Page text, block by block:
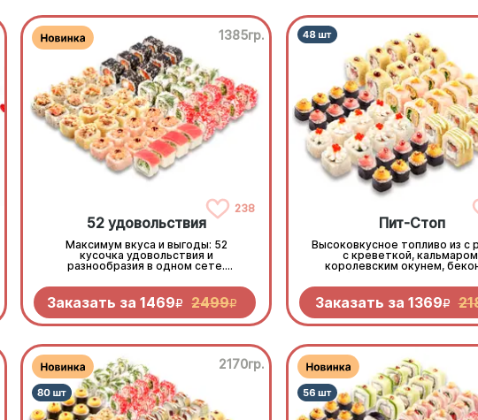
1385гр.
238
52 удовольствия
Максимум вкуса и выгоды: 52
кусочка удовольствия и
разнообразия в одном сете.
краб и курочка — плюс 4
дегустационных кусочка
филадельфии с тунцом, чтобы
попробовать ещё один вкус
Заказать за 1469R 2499R
Пит-Стоп
Высоковкусное топливо из с
с креветкой,
королевским окунем,
Заправься до полного!
Заказать за 1369R
2170гр.